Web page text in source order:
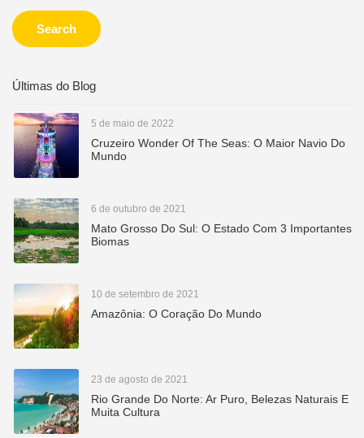
Search
Últimas do Blog
5 de maio de 2022
Cruzeiro Wonder Of The Seas: O Maior Navio Do
Mundo
6 de outubro de 2021
Mato Grosso Do Sul: O Estado Com 3 Importantes
Biomas
10 de setembro de 2021
Amazônia: O Coração Do Mundo
23 de agosto de 2021
Rio Grande Do Norte: Ar Puro, Belezas Naturais E
Muita Cultura